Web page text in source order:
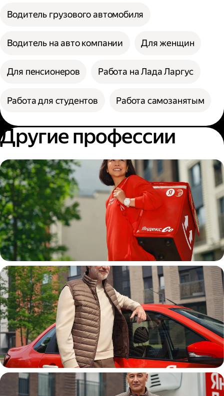
Водитель грузового автомобиля
Водитель на авто компании Для женщин
Для пенсионеров Работа на Лада Ларгус
Работа для студентов Работа самозанятым
Другие профессии
Пеший курьер
Автокурьер